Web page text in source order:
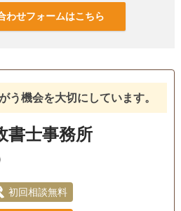
わせフォームはこちら
う機会を大切にしています。
書士事務所
初回相談無料